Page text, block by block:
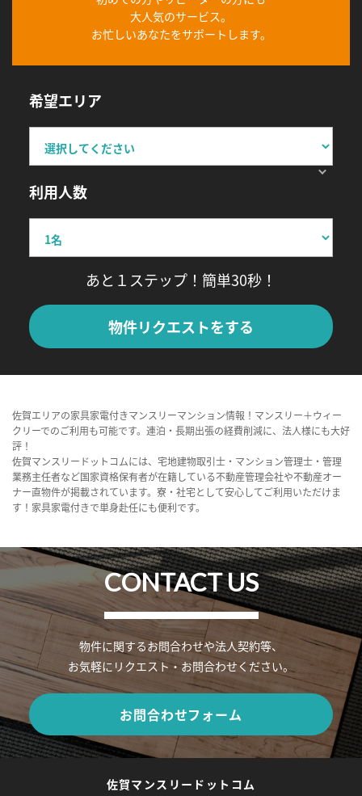
大人気のサービス。
お忙しいあなたをサポートします。
希望エリア
利用人数
あと１ステップ！簡単30秒！
物件リクエストをする
佐賀エリアの家具家電付きマンスリーマンション情報！マンスリー＋ウィー
クリーでのご利用も可能です。連泊・長期出張の経費削減に、法人様にも大好
評！
佐賀マンスリードットコムには、宅地建物取引士・マンション管理士・管理
業務主任者など国家資格保有者が在籍している不動産管理会社や不動産オー
ナー直物件が掲載されています。寮・社宅として安心してご利用いただけま
す！家具家電付きで単身赴任にも便利です。
CONTACT US
物件に関するお問合わせや法人契約等、
お気軽にリクエスト・お問合わせください。
お問合わせフォーム
佐賀マンスリードットコム